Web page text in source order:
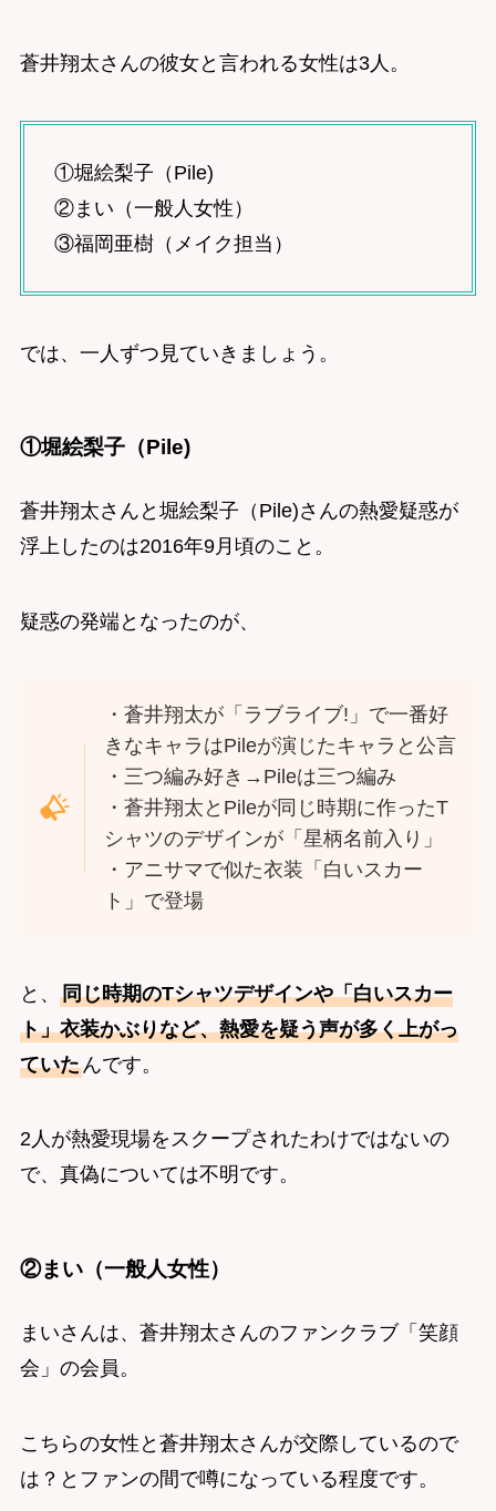
蒼井翔太さんの彼女と言われる女性は3人。
①堀絵梨子（Pile)
②まい（一般人女性）
③福岡亜樹（メイク担当）
では、一人ずつ見ていきましょう。
①堀絵梨子（Pile)
蒼井翔太さんと堀絵梨子（Pile)さんの熱愛疑惑が
浮上したのは2016年9月頃のこと。
疑惑の発端となったのが、
・蒼井翔太が「ラブライブ!」で一番好
きなキャラはPileが演じたキャラと公言
・三つ編み好き→Pileは三つ編み
・蒼井翔太とPileが同じ時期に作ったT
シャツのデザインが「星柄名前入り」
・アニサマで似た衣装「白いスカー
ト」で登場
と、 同じ時期のTシャツデザインや「白いスカー
ト」衣装かぶりなど、熱愛を疑う声が多く上がっ
ていたんです。
2人が熱愛現場をスクープされたわけではないの
で、真偽については不明です。
②まい（一般人女性）
まいさんは、蒼井翔太さんのファンクラブ「笑顔
会」の会員。
こちらの女性と蒼井翔太さんが交際しているので
は？とファンの間で噂になっている程度です。